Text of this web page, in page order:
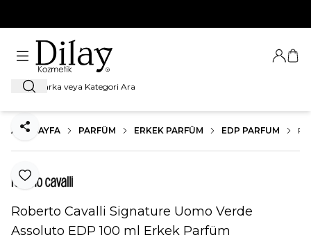
Ara
Giriş
ANA SAYFA PARFÜM ERKEK PARFÜM EDP PARFUM
Favoriye Ekle
Paylaş
Roberto Cavalli Signature Uomo Verde
Assoluto EDP 100 ml Erkek Parfüm